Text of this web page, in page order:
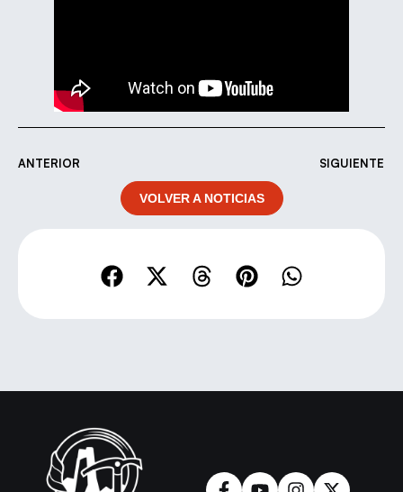
ANTERIOR SIGUIENTE
VOLVER A NOTICIAS